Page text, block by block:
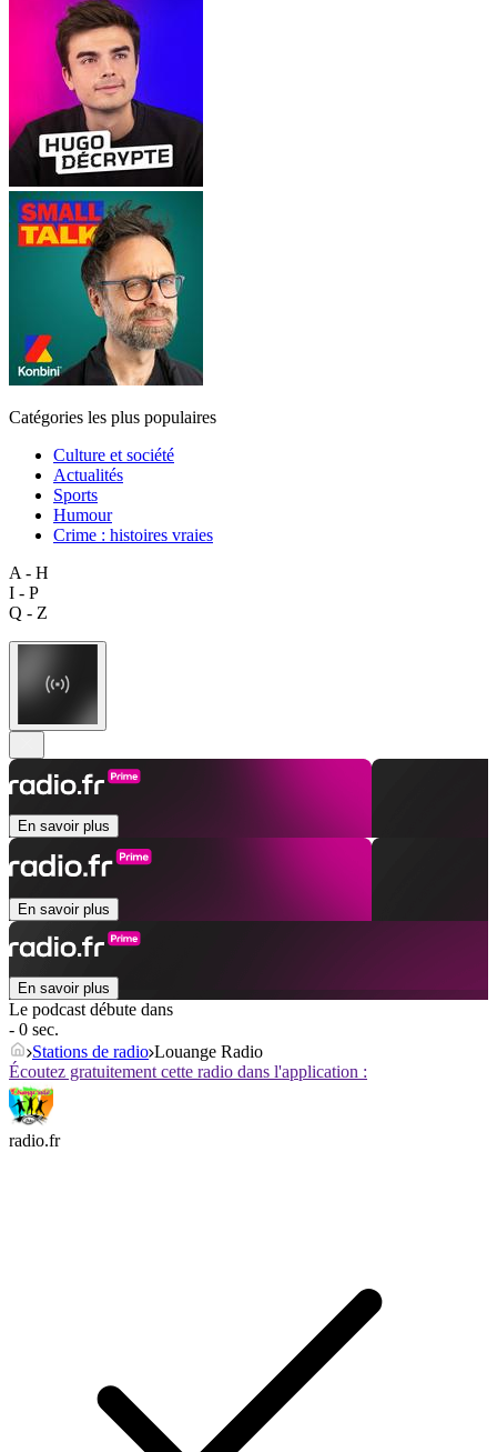
Catégories les plus populaires
Culture et société
Actualités
Sports
Humour
Crime : histoires vraies
A - H
I - P
Q - Z
En savoir plus
En savoir plus
En savoir plus
Le podcast débute dans
- 0 sec.
Stations de radio Louange Radio
Écoutez gratuitement cette radio dans l'application :
radio.fr